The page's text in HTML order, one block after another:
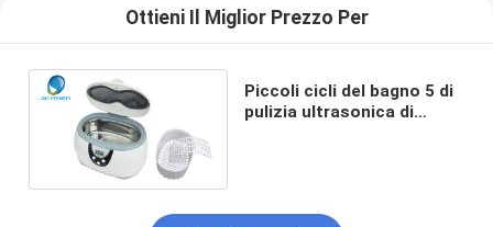
Ottieni Il Miglior Prezzo Per
Piccoli cicli del bagno 5 di
pulizia ultrasonica di